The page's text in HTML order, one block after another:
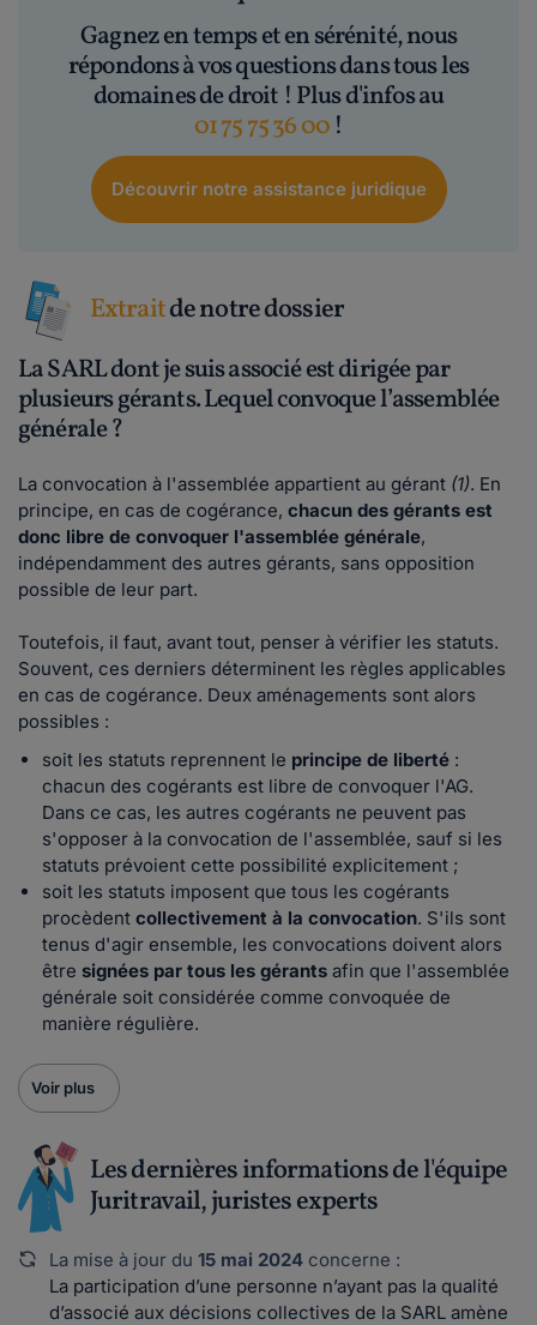
Gagnez en temps et en sérénité, nous
répondons à vos questions dans tous les
domaines de droit ! Plus d'infos au
01 75 75 36 00 !
Découvrir notre assistance juridique
Extraitde notre dossier
La SARL dont je suis associé est dirigée par
plusieurs gérants. Lequel convoque l’assemblée
générale ?
La convocation à l'assemblée appartient au gérant (1). En
principe, en cas de cogérance, chacun des gérants est
donc libre de convoquer l'assemblée générale,
indépendamment des autres gérants, sans opposition
possible de leur part.
Toutefois, il faut, avant tout, penser à vérifier les statuts.
Souvent, ces derniers déterminent les règles applicables
en cas de cogérance. Deux aménagements sont alors
possibles :
soit les statuts reprennent le principe de liberté :
chacun des cogérants est libre de convoquer l'AG.
Dans ce cas, les autres cogérants ne peuvent pas
s'opposer à la convocation de l'assemblée, sauf si les
statuts prévoient cette possibilité explicitement ;
soit les statuts imposent que tous les cogérants
procèdent collectivement à la convocation. S'ils sont
tenus d'agir ensemble, les convocations doivent alors
être signées par tous les gérants afin que l'assemblée
générale soit considérée comme convoquée de
manière régulière.
Voir plus
Les dernières informations de l'équipe
Juritravail, juristes experts
La mise à jour du 15 mai 2024 concerne :
La participation d’une personne n’ayant pas la qualité
d’associé aux décisions collectives de la SARL amène